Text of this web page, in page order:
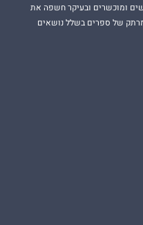
ומוכשרים ובעיקר חשפה את
של ספרים בשלל נושאים